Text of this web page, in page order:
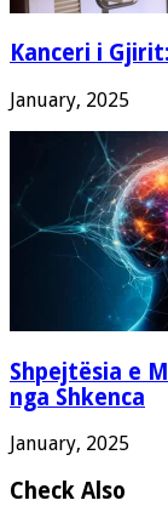
Kanceri i
January, 2025
Shpejtësia e
nga Shkenca
January, 2025
Check Also